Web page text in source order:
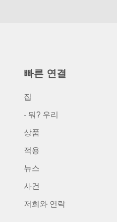
빠른 연결
집
- 뭐? 우리
상품
적용
뉴스
사건
저희와 연락